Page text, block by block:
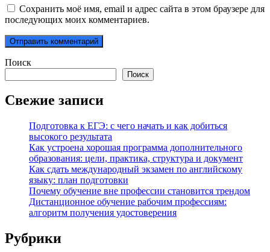
Сохранить моё имя, email и адрес сайта в этом браузере для
последующих моих комментариев.
Поиск
Поиск
Свежие записи
Подготовка к ЕГЭ: с чего начать и как добиться
высокого результата
Как устроена хорошая программа дополнительного
образования: цели, практика, структура и документ
Как сдать международный экзамен по английскому
языку: план подготовки
Почему обучение вне профессии становится трендом
Дистанционное обучение рабочим профессиям:
алгоритм получения удостоверения
Рубрики